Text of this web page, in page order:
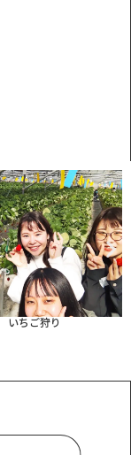
いちご狩り